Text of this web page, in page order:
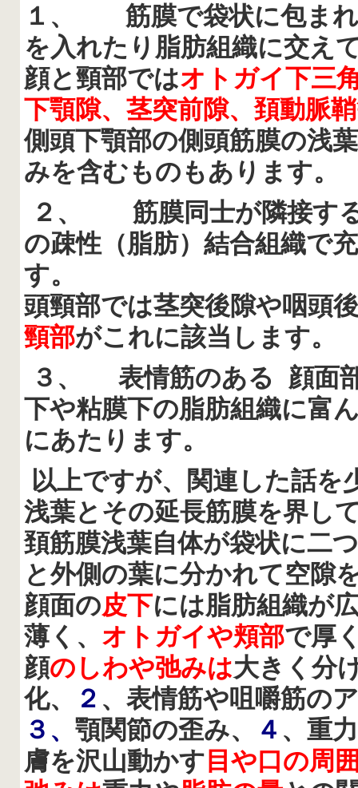
１、 筋膜で袋状に包ま
を入れたり脂肪組織に交え
顔と頸部ではオトガイ下三
下顎隙、茎突前隙、頚動脈
側頭下顎部の側頭筋膜の浅
みを含むものもあります。
２、 筋膜同士が隣接す
の疎性（脂肪）結合組織で
す。
頭頸部では茎突後隙や咽頭
頸部がこれに該当します。
３、 表情筋のある 顔面
下や粘膜下の脂肪組織に富
にあたります。
以上ですが、関連した話を
浅葉とその延長筋膜を界し
頚筋膜浅葉自体が袋状に二
と外側の葉に分かれて空隙
顔面の皮下には脂肪組織が
薄く、 オトガイや頬部で厚
顔のしわや弛みは大きく分
化、
２ 、表情筋や咀嚼筋の
３、 顎関節の歪み、 ４ 、重
膚を沢山動かす 目や口の周